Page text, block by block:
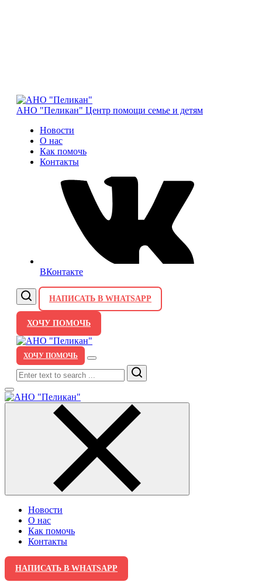
АНО "Пеликан" Центр помощи семье и детям
Новости
О нас
Как помочь
Контакты
ВКонтакте
НАПИСАТЬ В WHATSAPP
ХОЧУ ПОМОЧЬ
ХОЧУ ПОМОЧЬ
Search
Новости
О нас
Как помочь
Контакты
НАПИСАТЬ В WHATSAPP